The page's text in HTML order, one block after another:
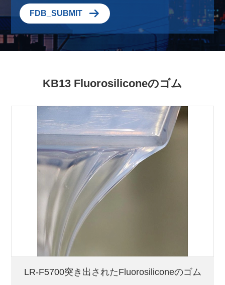
FDB_SUBMIT 
KB13 Fluorosiliconeのゴム
LR-F5700突き出されたFluorosiliconeのゴム